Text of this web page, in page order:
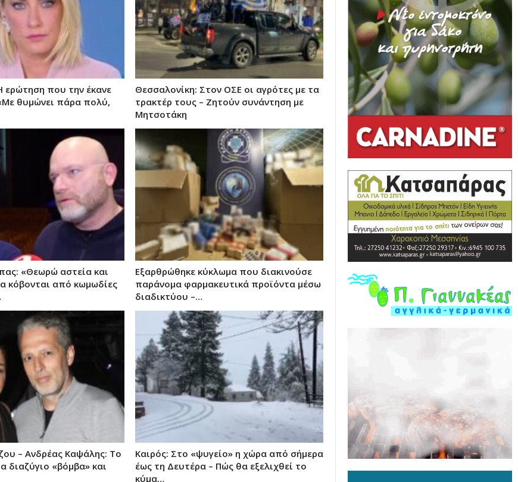
ερώτηση που την έκανε
θυμώνει πάρα πολύ,
Θεσσαλονίκη: Στον ΟΣΕ οι αγρότες με τα
τρακτέρ τους – Ζητούν συνάντηση με
Μητσοτάκη
«Θεωρώ αστεία και
κόβονται από κωμωδίες
Εξαρθρώθηκε κύκλωμα που διακινούσε
παράνομα φαρμακευτικά προϊόντα μέσω
διαδικτύου –…
– Ανδρέας Καψάλης: Το
διαζύγιο «βόμβα» και
Καιρός: Στο «ψυγείο» η χώρα από σήμερα
έως τη Δευτέρα – Πώς θα εξελιχθεί το
κύμα…